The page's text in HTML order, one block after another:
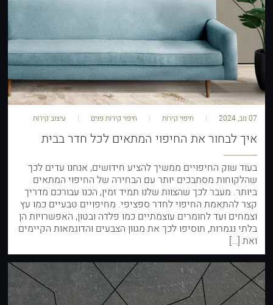
07 נוב, 2024 חיפוי קירות חיפוי קירות פנים עיצוב קירות
איך לבחור את החיפוי המתאים לכל חדר בבית
בעוד שוק החיפויים ממשיך להציע חידושים, אנחנו עדים לכך
שהלקוחות מסתבכים יותר עם הבחירה של החיפוי המתאים
ביותר. מעבר לכך שהצוות שלנו תמיד זמין, הכנו עבורכם מדריך
קצר להתאמת החיפוי לחדר ספציפי. מחיפויים טבעיים כמו עץ
וצמחים ועד לחומרים עוצמתיים כמו פלדה ובטון, האפשרויות הן
בלתי נגמרות, תוסיפו לכך את מגוון הצבעים והדוגמאות הקיימים
ואת […]